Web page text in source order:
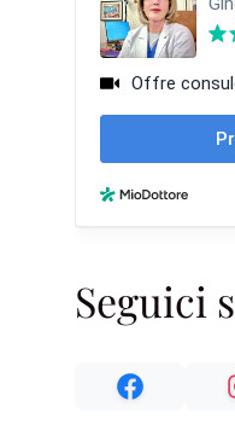
Seguici